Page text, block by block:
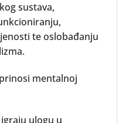
sustava,
te oslobađanju
mentalnoj
igraju ulogu u